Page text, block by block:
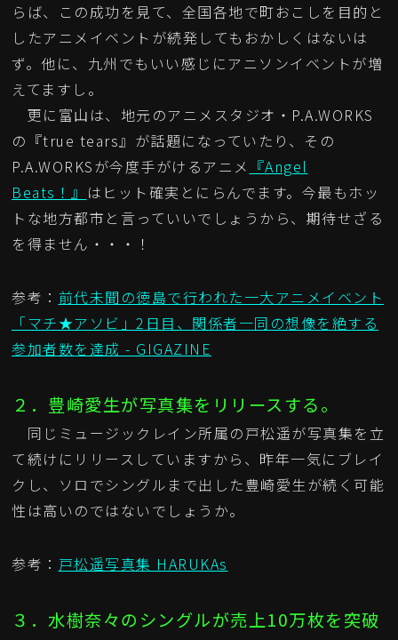
らば、この成功を見て、全国各地で町おこしを目的と
したアニメイベントが続発してもおかしくはないは
ず。他に、九州でもいい感じにアニソンイベントが増
えてますし。
更に富山は、地元のアニメスタジオ・P.A.WORKS
の『true tears』が話題になっていたり、その
P.A.WORKSが今度手がけるアニメ 『Angel
Beats！』 はヒット確実とにらんでます。今最もホッ
トな地方都市と言っていいでしょうから、期待せざる
を得ません・・・！
参考： 前代未聞の徳島で行われた一大アニメイベント
「マチ★アソビ」2日目、関係者一同の想像を絶する
参加者数を達成 - GIGAZINE
２．豊崎愛生が写真集をリリースする。
同じミュージックレイン所属の戸松遥が写真集を立
て続けにリリースしていますから、昨年一気にブレイ
クし、ソロでシングルまで出した豊崎愛生が続く可能
性は高いのではないでしょうか。
参考： 戸松遥写真集 HARUKAs
３．水樹奈々のシングルが売上10万枚を突破